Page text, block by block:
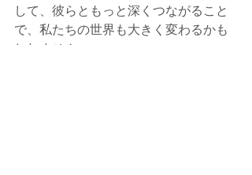
して、彼らともっと深くつながること
で、私たちの世界も大きく変わるかも
しれません。